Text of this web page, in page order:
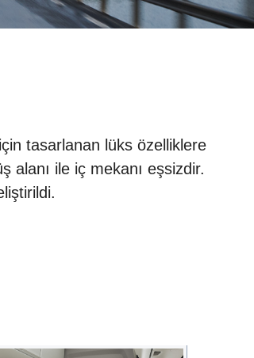
tasarlanan lüks özelliklere
alanı ile iç mekanı eşsizdir.